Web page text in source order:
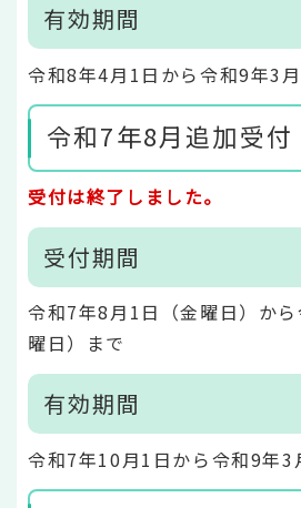
有効期間
令和8年4月1日から令和9年3
令和7年8月追加受付
受付は終了しました。
受付期間
令和7年8月1日（金曜日）か
曜日）まで
有効期間
令和7年10月1日から令和9年3